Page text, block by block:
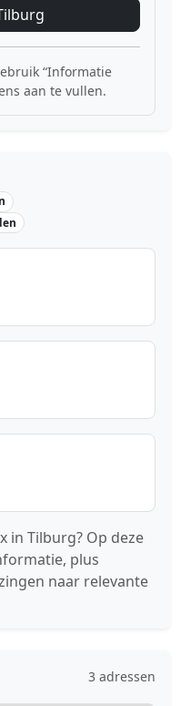
“Informatie
aan te vullen.
in Tilburg? Op deze
plus
naar relevante
3 adressen